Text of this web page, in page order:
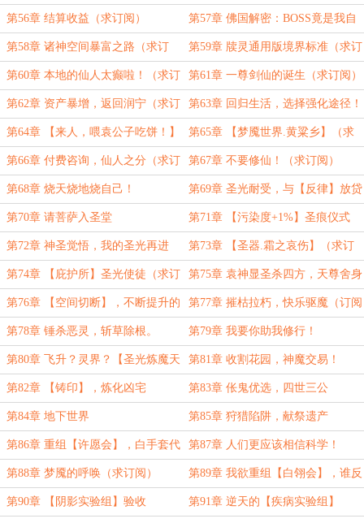
第56章 结算收益（求订阅） 第57章 佛国解密：BOSS竟是我自
己（求订阅）
第58章 诸神空间暴富之路（求订
阅！）
第59章 牍灵通用版境界标准（求订
阅）
第60章 本地的仙人太癫啦！（求订
阅））
第61章 一尊剑仙的诞生（求订阅）
第62章 资产暴增，返回润宁（求订
阅）
第63章 回归生活，选择强化途径！
（求订阅）
第64章 【来人，喂袁公子吃饼！】
（订阅啊）
第65章 【梦魇世界.黄粱乡】（求
订阅）
第66章 付费咨询，仙人之分（求订
阅）
第67章 不要修仙！（求订阅）
第68章 烧天烧地烧自己！ 第69章 圣光耐受，与【反律】放贷
（求订阅）
第70章 请菩萨入圣堂 第71章 【污染度+1%】圣痕仪式
第72章 神圣觉悟，我的圣光再进
化！
第73章 【圣器.霜之哀伤】（求订
阅）
第74章 【庇护所】圣光使徒（求订
阅）
第75章 袁神显圣杀四方，天尊舍身
净凶宅
第76章 【空间切断】，不断提升的
难度……
第77章 摧枯拉朽，快乐驱魔（订阅
啦！）
第78章 锤杀恶灵，斩草除根。 第79章 我要你助我修行！
第80章 飞升？灵界？【圣光炼魔天
尊】！
第81章 收割花园，神魔交易！
第82章 【铸印】，炼化凶宅 第83章 伥鬼优选，四世三公
第84章 地下世界 第85章 狩猎陷阱，献祭遗产
第86章 重组【许愿会】，白手套代
持？
第87章 人们更应该相信科学！
第88章 梦魇的呼唤（求订阅） 第89章 我欲重组【白翎会】，谁反
对？
第90章 【阴影实验组】验收 第91章 逆天的【疾病实验组】